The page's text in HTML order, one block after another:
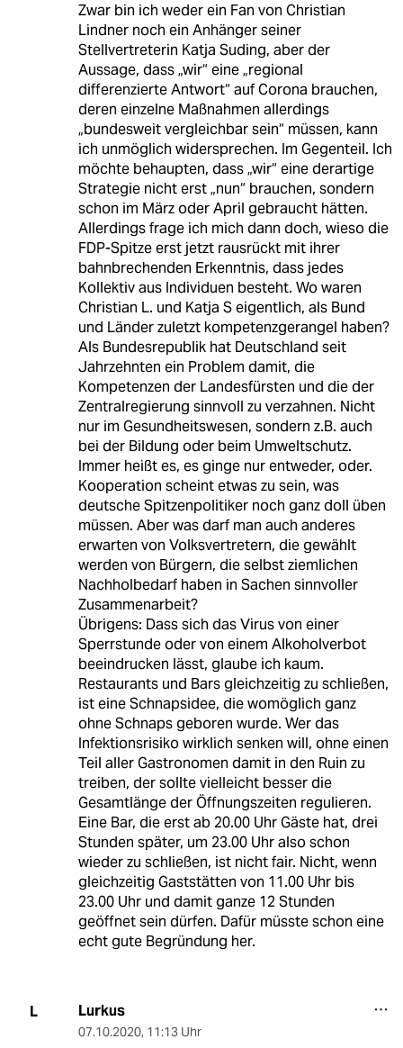
Zwar bin ich weder ein Fan von Christian
Lindner noch ein Anhänger seiner
Stellvertreterin Katja Suding, aber der
Aussage, dass „wir“ eine „regional
differenzierte Antwort“ auf Corona brauchen,
deren einzelne Maßnahmen allerdings
„bundesweit vergleichbar sein“ müssen, kann
ich unmöglich widersprechen. Im Gegenteil. Ich
möchte behaupten, dass „wir“ eine derartige
Strategie nicht erst „nun“ brauchen, sondern
schon im März oder April gebraucht hätten.
Allerdings frage ich mich dann doch, wieso die
FDP-Spitze erst jetzt rausrückt mit ihrer
bahnbrechenden Erkenntnis, dass jedes
Kollektiv aus Individuen besteht. Wo waren
Christian L. und Katja S eigentlich, als Bund
und Länder zuletzt kompetenzgerangel haben?
Als Bundesrepublik hat Deutschland seit
Jahrzehnten ein Problem damit, die
Kompetenzen der Landesfürsten und die der
Zentralregierung sinnvoll zu verzahnen. Nicht
nur im Gesundheitswesen, sondern z.B. auch
bei der Bildung oder beim Umweltschutz.
Immer heißt es, es ginge nur entweder, oder.
Kooperation scheint etwas zu sein, was
deutsche Spitzenpolitiker noch ganz doll üben
müssen. Aber was darf man auch anderes
erwarten von Volksvertretern, die gewählt
werden von Bürgern, die selbst ziemlichen
Nachholbedarf haben in Sachen sinnvoller
Zusammenarbeit?
Übrigens: Dass sich das Virus von einer
Sperrstunde oder von einem Alkoholverbot
beeindrucken lässt, glaube ich kaum.
Restaurants und Bars gleichzeitig zu schließen,
ist eine Schnapsidee, die womöglich ganz
ohne Schnaps geboren wurde. Wer das
Infektionsrisiko wirklich senken will, ohne einen
Teil aller Gastronomen damit in den Ruin zu
treiben, der sollte vielleicht besser die
Gesamtlänge der Öffnungszeiten regulieren.
Eine Bar, die erst ab 20.00 Uhr Gäste hat, drei
Stunden später, um 23.00 Uhr also schon
wieder zu schließen, ist nicht fair. Nicht, wenn
gleichzeitig Gaststätten von 11.00 Uhr bis
23.00 Uhr und damit ganze 12 Stunden
geöffnet sein dürfen. Dafür müsste schon eine
echt gute Begründung her.
L Lurkus
07.10.2020, 11:13 Uhr